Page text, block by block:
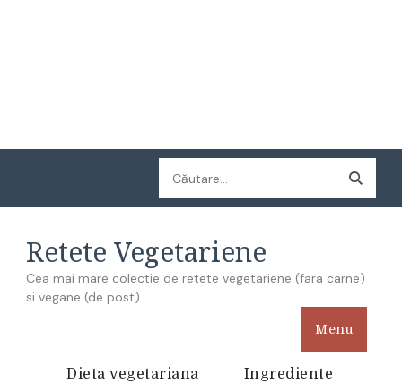
Caută
după:
Retete Vegetariene
Cea mai mare colectie de retete vegetariene (fara carne)
si vegane (de post)
Menu
Dieta vegetariana Ingrediente